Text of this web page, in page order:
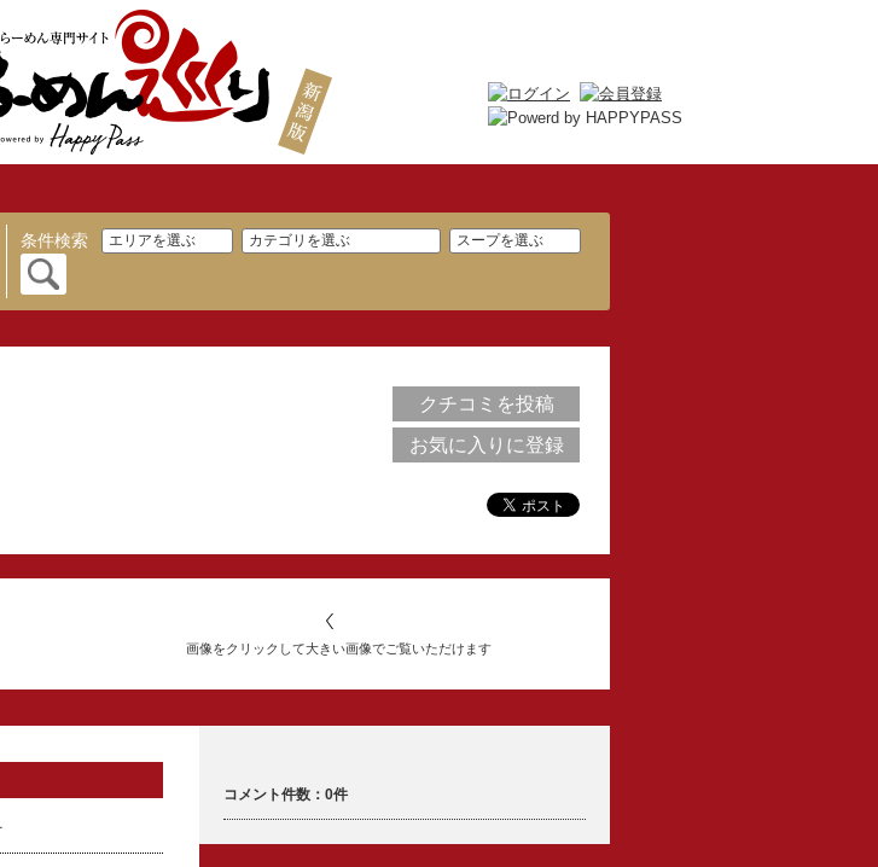
条件検索
クチコミを投稿
お気に入りに登録
画像をクリックして大きい画像でご覧いただけます
コメント件数：0件